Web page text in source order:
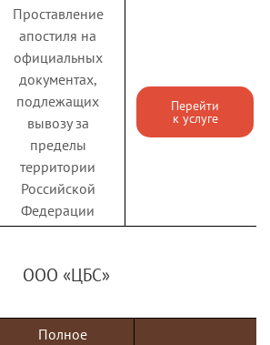
многодетным
приемным семьям
денежной выплаты
на приобретение
комплекта детской
(подростковой)
одежды для
посещения
школьных занятий
и школьных
письменных
услуга по
Проставление
апостиля на
официальных
документах,
подлежащих
вывозу за
пределы
территории
Российской
Федерации
Перейти
к услуге
ООО «ЦБС»
Полное